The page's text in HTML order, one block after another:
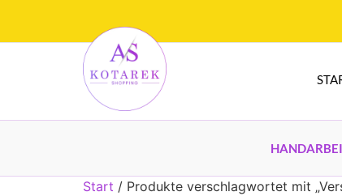
Start / Produkte verschlagwortet mit